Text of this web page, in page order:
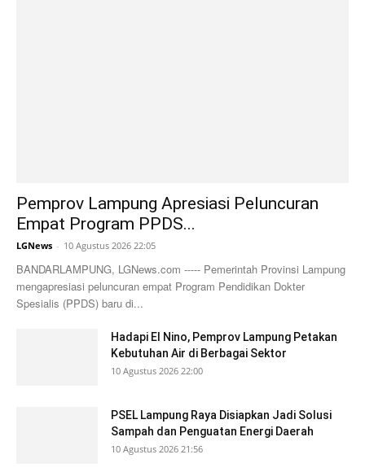
Pemprov Lampung Apresiasi Peluncuran
Empat Program PPDS...
LGNews - 10 Agustus 2026 22:05
BANDARLAMPUNG, LGNews.com ----- Pemerintah Provinsi Lampung
mengapresiasi peluncuran empat Program Pendidikan Dokter
Spesialis (PPDS) baru di...
Hadapi El Nino, Pemprov Lampung Petakan
Kebutuhan Air di Berbagai Sektor
10 Agustus 2026 22:00
PSEL Lampung Raya Disiapkan Jadi Solusi
Sampah dan Penguatan Energi Daerah
10 Agustus 2026 21:56